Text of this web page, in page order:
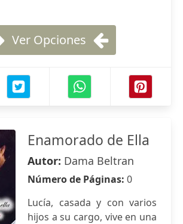
Ver Opciones
Enamorado de Ella
Autor: Dama Beltran
Número de Páginas: 0
Lucía, casada y con varios
hijos a su cargo, vive en una